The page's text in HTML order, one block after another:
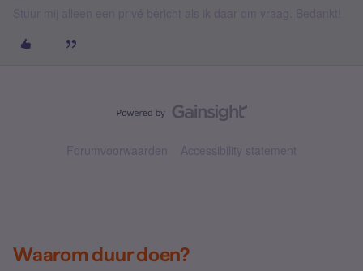
Forumvoorwaarden Accessibility statement
Waarom duur doen?